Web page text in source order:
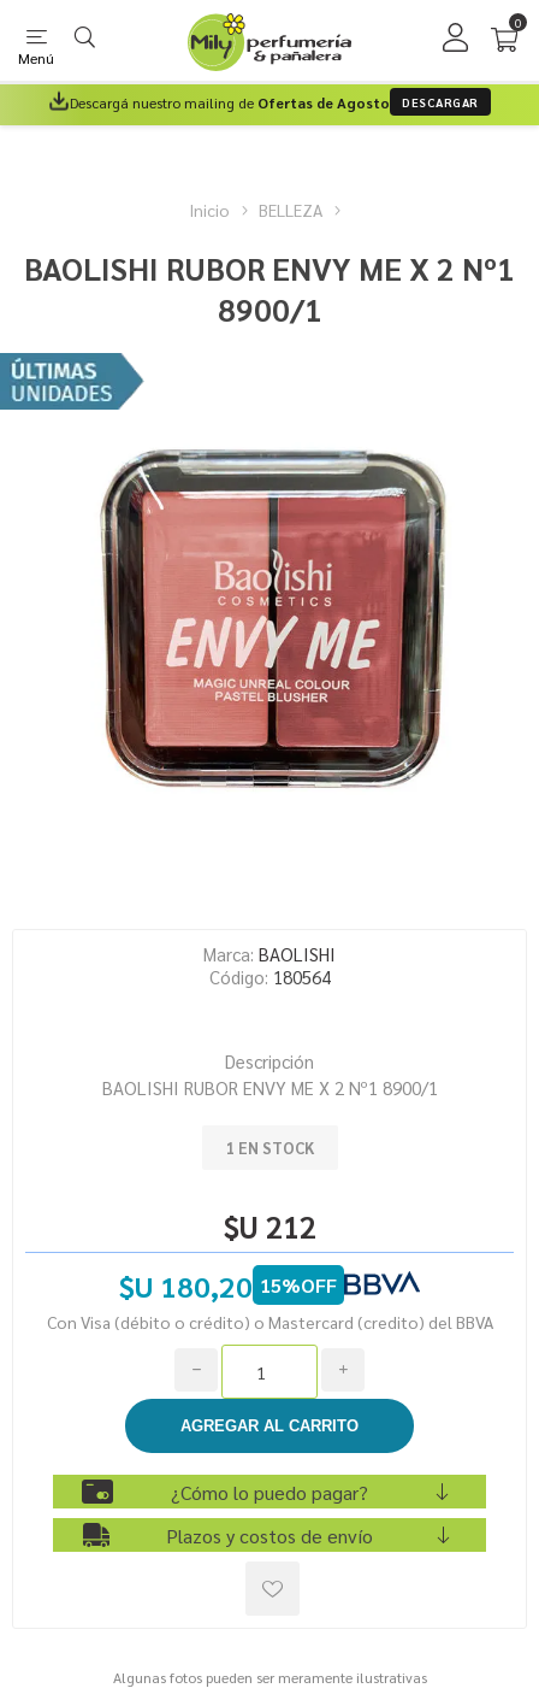
Menú
0
Descargá nuestro mailing de Ofertas de Agosto DESCARGAR
Inicio BELLEZA
BAOLISHI RUBOR ENVY ME X 2 Nº1
8900/1
Marca: BAOLISHI
Código: 180564
Descripción
BAOLISHI RUBOR ENVY ME X 2 Nº1 8900/1
1 EN STOCK
$U 212
$U 180,20 15%OFF
Con Visa (débito o crédito) o Mastercard (credito) del BBVA
i
h
¿Cómo lo puedo pagar?
Plazos y costos de envío
Algunas fotos pueden ser meramente ilustrativas